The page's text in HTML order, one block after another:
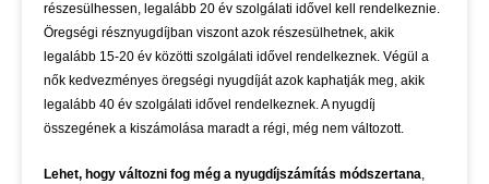
részesülhessen, legalább 20 év szolgálati idővel kell rendelkeznie.
Öregségi résznyugdíjban viszont azok részesülhetnek, akik
legalább 15-20 év közötti szolgálati idővel rendelkeznek. Végül a
nők kedvezményes öregségi nyugdíját azok kaphatják meg, akik
legalább 40 év szolgálati idővel rendelkeznek. A nyugdíj
összegének a kiszámolása maradt a régi, még nem változott.
Lehet, hogy változni fog még a nyugdíjszámítás módszertana,